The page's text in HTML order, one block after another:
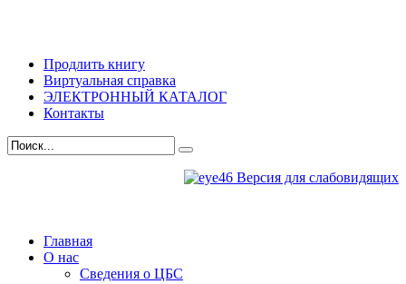
Продлить книгу
Виртуальная справка
ЭЛЕКТРОННЫЙ КАТАЛОГ
Контакты
Версия для слабовидящих
Главная
О нас
Сведения о ЦБС